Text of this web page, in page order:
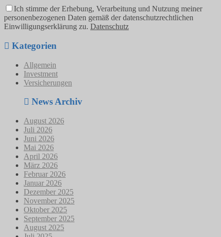
Ich stimme der Erhebung, Verarbeitung und Nutzung meiner
personenbezogenen Daten gemäß der datenschutzrechtlichen
Einwilligungserklärung zu. Datenschutz
Kategorien
Allgemein
Investment
Versicherungen
News Archiv
August 2026
Juli 2026
Juni 2026
Mai 2026
April 2026
März 2026
Februar 2026
Januar 2026
Dezember 2025
November 2025
Oktober 2025
September 2025
August 2025